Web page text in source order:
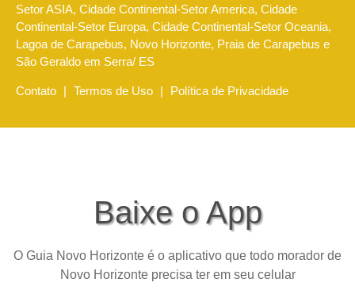
Setor ASIA, Cidade Continental-Setor America, Cidade
Continental-Setor Europa, Cidade Continental-Setor Oceania,
Lagoa de Carapebus, Novo Horizonte, Praia de Carapebus e
São Geraldo em Serra/ ES
Contato | Termos de Uso | Política de Privacidade
Baixe o App
O Guia Novo Horizonte é o aplicativo que todo morador de
Novo Horizonte precisa ter em seu celular